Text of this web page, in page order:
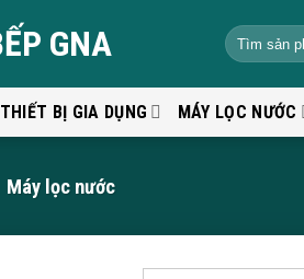
THIẾT BỊ GIA DỤNG MÁY LỌC NƯỚC
Máy lọc nước